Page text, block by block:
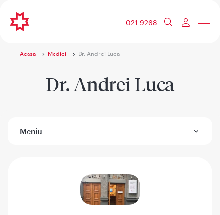
021 9268
Acasa Medici Dr. Andrei Luca
Dr. Andrei Luca
Meniu